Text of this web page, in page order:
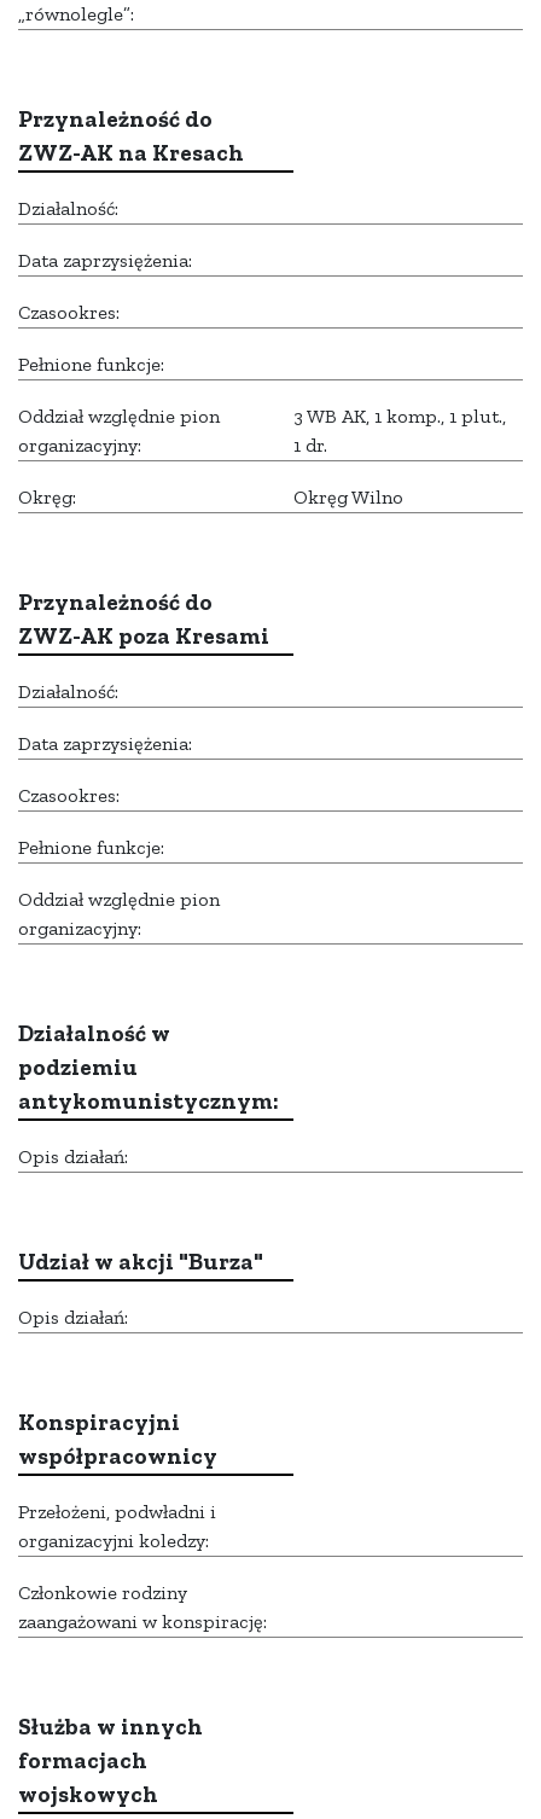
„równolegle”:
Przynależność do
ZWZ-AK na Kresach
Działalność:
Data zaprzysiężenia:
Czasookres:
Pełnione funkcje:
Oddział względnie pion
organizacyjny:
3 WB AK, 1 komp., 1 plut.,
1 dr.
Okręg: Okręg Wilno
Przynależność do
ZWZ-AK poza Kresami
Działalność:
Data zaprzysiężenia:
Czasookres:
Pełnione funkcje:
Oddział względnie pion
organizacyjny:
Działalność w
podziemiu
antykomunistycznym:
Opis działań:
Udział w akcji "Burza"
Opis działań:
Konspiracyjni
współpracownicy
Przełożeni, podwładni i
organizacyjni koledzy:
Członkowie rodziny
zaangażowani w konspirację:
Służba w innych
formacjach
wojskowych